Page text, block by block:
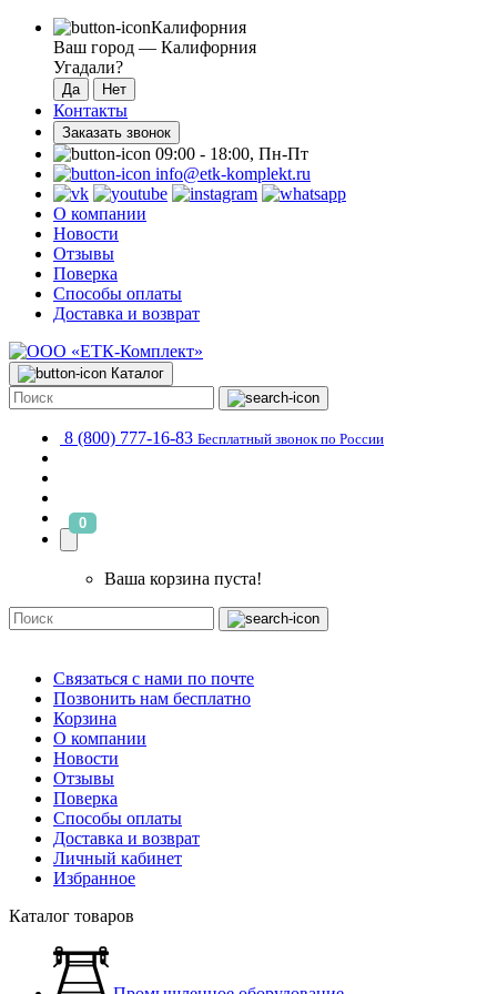
Калифорния
Ваш город — Калифорния
Угадали?
Контакты
Заказать звонок
09:00 - 18:00, Пн-Пт
info@etk-komplekt.ru
О компании
Новости
Отзывы
Поверка
Способы оплаты
Доставка и возврат
Каталог
8 (800) 777-16-83 Бесплатный звонок по России
0
Ваша корзина пуста!
Связаться с нами по почте
Позвонить нам бесплатно
Корзина
О компании
Новости
Отзывы
Поверка
Способы оплаты
Доставка и возврат
Личный кабинет
Избранное
Каталог товаров